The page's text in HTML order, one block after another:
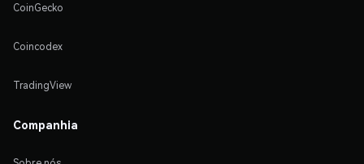
CoinGecko
Coincodex
TradingView
Companhia